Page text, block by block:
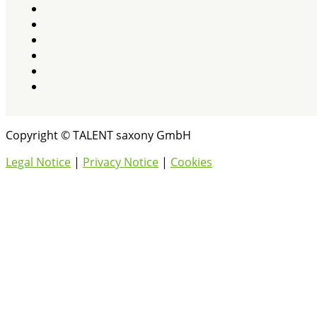
Copyright © TALENT saxony GmbH
Legal Notice | Privacy Notice | Cookies